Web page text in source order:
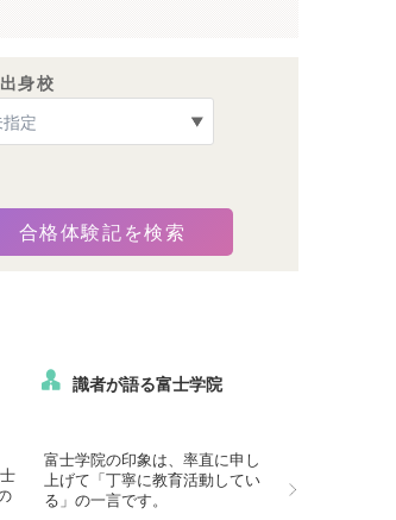
出身校
識者が語る富士学院
富士学院の印象は、率直に申し
上げて「丁寧に教育活動してい
る」の一言です。